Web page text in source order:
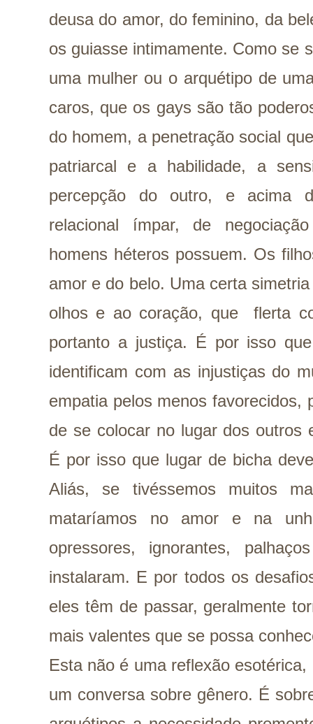
deusa do amor, do feminino, da
os guiasse intimamente. Como se
uma mulher ou o arquétipo de
caros, que os gays são tão
do homem, a penetração social
patriarcal e a habilidade, a
percepção do outro, e acima
relacional ímpar, de
homens héteros possuem. Os
amor e do belo. Uma certa
olhos e ao coração, que flerta
portanto a justiça. É por isso
identificam com as injustiças do
empatia pelos menos favorecidos,
de se colocar no lugar dos outros
É por isso que lugar de bicha
Aliás, se tivéssemos muitos
mataríamos no amor e na
opressores, ignorantes,
instalaram. E por todos os
eles têm de passar, geralmente
mais valentes que se possa
Esta não é uma reflexão
um conversa sobre gênero. É